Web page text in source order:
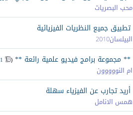
محب البصريات
تطبيق جميع النظريات الفيزيائية
البيلسان2010
** مجموعة برامج فيديو علمية رائعة ** (
1
ام النووووون
أريد تجارب عن الفيزياء سهلة
همس الانامل